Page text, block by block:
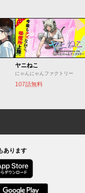
ヤニねこ
にゃんにゃんファクトリー
107話無料
あります